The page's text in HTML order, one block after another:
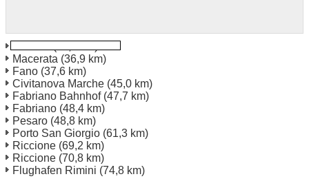
Macerata (36,9 km)
Fano (37,6 km)
Civitanova Marche (45,0 km)
Fabriano Bahnhof(47,7 km)
Fabriano (48,4 km)
Pesaro (48,8 km)
Porto San Giorgio (61,3 km)
Riccione (69,2 km)
Riccione (70,8 km)
Flughafen Rimini (74,8 km)